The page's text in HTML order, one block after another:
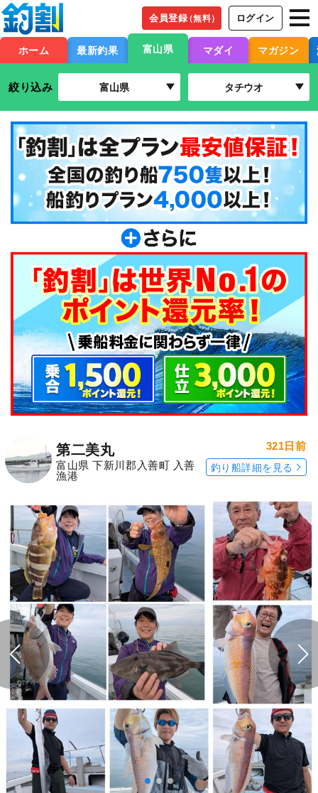
会員登録（無料） ログイン
ホーム 最新釣果 富山県 マダイ マガジン
絞り込み 富山県 タチウオ
第二美丸
富山県 下新川郡入善町 入善
漁港
321日前
釣り船詳細を見る